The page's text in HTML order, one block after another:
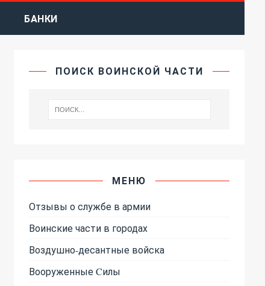
БАНКИ
ПОИСК ВОИНСКОЙ ЧАСТИ
МЕНЮ
Отзывы о службе в армии
Воинские части в городах
Воздушно-десантные войска
Вооруженные Cилы